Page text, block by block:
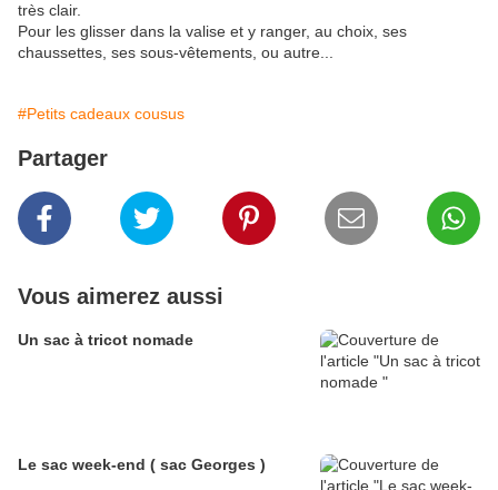
très clair.
Pour les glisser dans la valise et y ranger, au choix, ses
chaussettes, ses sous-vêtements, ou autre...
#Petits cadeaux cousus
Partager
Vous aimerez aussi
Un sac à tricot nomade
Le sac week-end ( sac Georges )